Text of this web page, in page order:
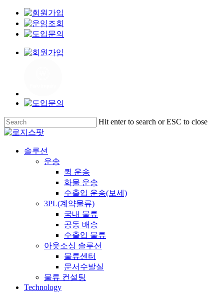
Skip
content
Hit enter to search or ESC to close
Close
Menu
솔루션
운송
퀵 운송
화물 운송
수출입 운송(보세)
3PL(계약물류)
국내 물류
공동 배송
수출입 물류
아웃소싱 솔루션
물류센터
문서수발실
물류 컨설팅
Technology